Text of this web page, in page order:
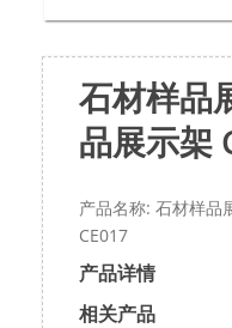
石材样品
品展示架
产品名称: 石材样品
CE017
产品详情
相关产品